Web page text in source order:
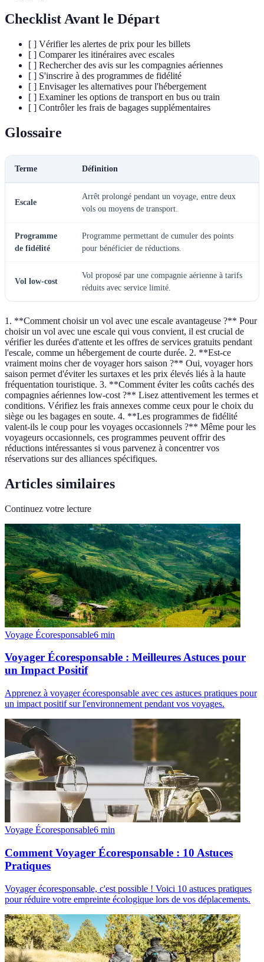
Checklist Avant le Départ
[ ] Vérifier les alertes de prix pour les billets
[ ] Comparer les itinéraires avec escales
[ ] Rechercher des avis sur les compagnies aériennes
[ ] S'inscrire à des programmes de fidélité
[ ] Envisager les alternatives pour l'hébergement
[ ] Examiner les options de transport en bus ou train
[ ] Contrôler les frais de bagages supplémentaires
Glossaire
Terme Définition
Escale
Arrêt prolongé pendant un voyage, entre deux
vols ou moyens de transport.
Programme
de fidélité
Programme permettant de cumuler des points
pour bénéficier de réductions.
Vol low-cost
Vol proposé par une compagnie aérienne à tarifs
réduits avec service limité.
1. **Comment choisir un vol avec une escale avantageuse ?** Pour
choisir un vol avec une escale qui vous convient, il est crucial de
vérifier les durées d'attente et les offres de services gratuits pendant
l'escale, comme un hébergement de courte durée. 2. **Est-ce
vraiment moins cher de voyager hors saison ?** Oui, voyager hors
saison permet d'éviter les surtaxes et les prix élevés liés à la haute
fréquentation touristique. 3. **Comment éviter les coûts cachés des
compagnies aériennes low-cost ?** Lisez attentivement les termes et
conditions. Vérifiez les frais annexes comme ceux pour le choix du
siège ou les bagages en soute. 4. **Les programmes de fidélité
valent-ils le coup pour les voyages occasionnels ?** Même pour les
voyageurs occasionnels, ces programmes peuvent offrir des
réductions intéressantes si vous parvenez à concentrer vos
réservations sur des alliances spécifiques.
Articles similaires
Continuez votre lecture
Voyage Écoresponsable6 min
Voyager Écoresponsable : Meilleures Astuces pour
un Impact Positif
Apprenez à voyager écoresponsable avec ces astuces pratiques pour
un impact positif sur l'environnement pendant vos voyages.
Voyage Écoresponsable6 min
Comment Voyager Écoresponsable : 10 Astuces
Pratiques
Voyager écoresponsable, c'est possible ! Voici 10 astuces pratiques
pour réduire votre empreinte écologique lors de vos déplacements.